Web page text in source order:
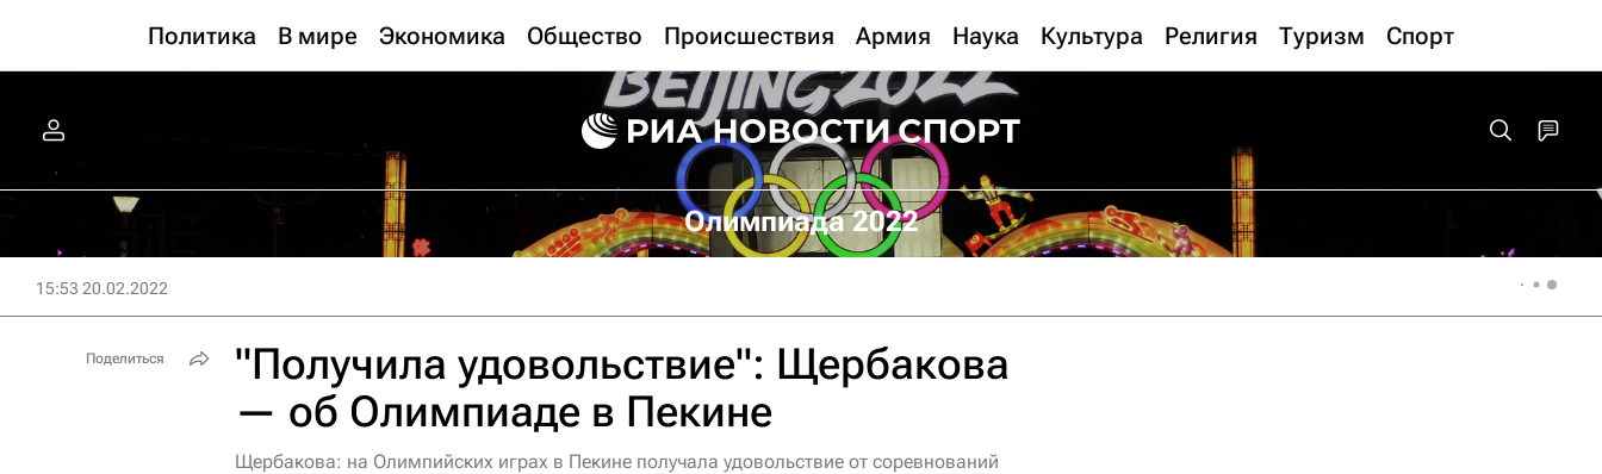
Политика В мире Экономика Общество Происшествия Армия Наука Культура Религия Туризм Спорт
Олимпиада 2022
15:53 20.02.2022
"Получила удовольствие": Щербакова
— об Олимпиаде в Пекине
Щербакова: на Олимпийских играх в Пекине получала удовольствие от соревнований
Поделиться